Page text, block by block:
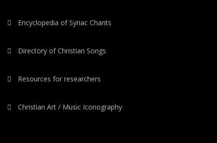
Encyclopedia of Syriac Chants
Directory of Christian Songs
Resources for researchers
Christian Art / Music Iconography